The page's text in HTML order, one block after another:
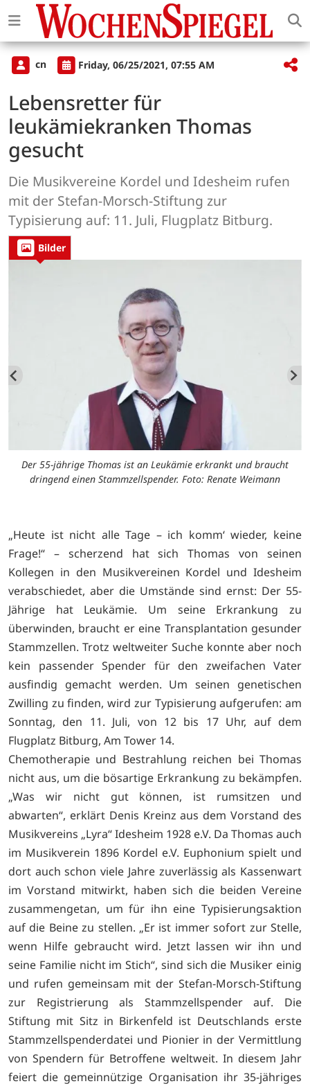
cn Friday, 06/25/2021, 07:55 AM
Lebensretter für
leukämiekranken Thomas
gesucht
Die Musikvereine Kordel und Idesheim rufen
mit der Stefan-Morsch-Stiftung zur
Typisierung auf: 11. Juli, Flugplatz Bitburg.
Bilder
Der 55-jährige Thomas ist an Leukämie erkrankt und braucht
dringend einen Stammzellspender. Foto: Renate Weimann
„Heute ist nicht alle Tage – ich komm‘ wieder, keine
Frage!“ – scherzend hat sich Thomas von seinen
Kollegen in den Musikvereinen Kordel und Idesheim
verabschiedet, aber die Umstände sind ernst: Der 55-
Jährige hat Leukämie. Um seine Erkrankung zu
überwinden, braucht er eine Transplantation gesunder
Stammzellen. Trotz weltweiter Suche konnte aber noch
kein passender Spender für den zweifachen Vater
ausfindig gemacht werden. Um seinen genetischen
Zwilling zu finden, wird zur Typisierung aufgerufen: am
Sonntag, den 11. Juli, von 12 bis 17 Uhr, auf dem
Flugplatz Bitburg, Am Tower 14.
Chemotherapie und Bestrahlung reichen bei Thomas
nicht aus, um die bösartige Erkrankung zu bekämpfen.
„Was wir nicht gut können, ist rumsitzen und
abwarten“, erklärt Denis Kreinz aus dem Vorstand des
Musikvereins „Lyra“ Idesheim 1928 e.V. Da Thomas auch
im Musikverein 1896 Kordel e.V. Euphonium spielt und
dort auch schon viele Jahre zuverlässig als Kassenwart
im Vorstand mitwirkt, haben sich die beiden Vereine
zusammengetan, um für ihn eine Typisierungsaktion
auf die Beine zu stellen. „Er ist immer sofort zur Stelle,
wenn Hilfe gebraucht wird. Jetzt lassen wir ihn und
seine Familie nicht im Stich“, sind sich die Musiker einig
und rufen gemeinsam mit der Stefan-Morsch-Stiftung
zur Registrierung als Stammzellspender auf. Die
Stiftung mit Sitz in Birkenfeld ist Deutschlands erste
Stammzellspenderdatei und Pionier in der Vermittlung
von Spendern für Betroffene weltweit. In diesem Jahr
feiert die gemeinnützige Organisation ihr 35-jähriges